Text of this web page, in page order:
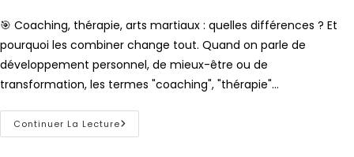
🎯 Coaching, thérapie, arts martiaux : quelles différences ? Et
pourquoi les combiner change tout. Quand on parle de
développement personnel, de mieux-être ou de
transformation, les termes "coaching", "thérapie"…
Continuer La Lecture